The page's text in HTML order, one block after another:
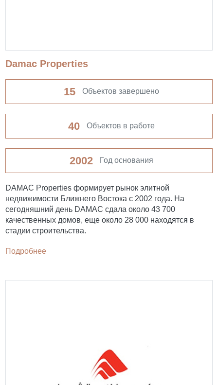
Damac Properties
15 Объектов завершено
40 Объектов в работе
2002 Год основания
DAMAC Properties формирует рынок элитной
недвижимости Ближнего Востока с 2002 года. На
сегодняшний день DAMAC сдала около 43 700
качественных домов, еще около 28 000 находятся в
стадии строительства.
Подробнее